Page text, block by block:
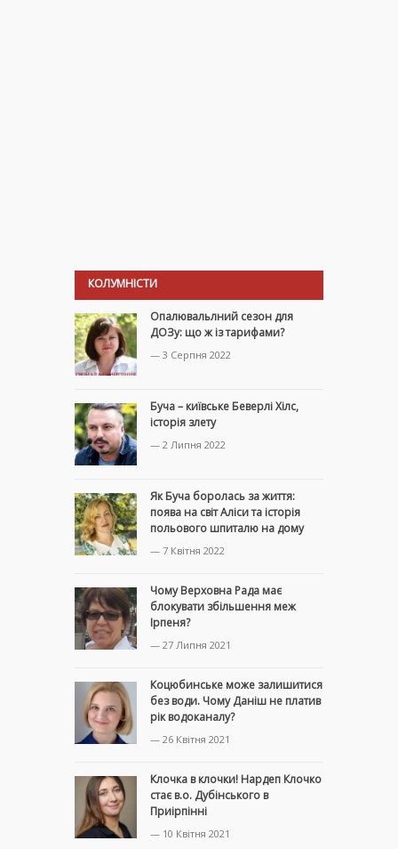
КОЛУМНІСТИ
Опалювальлний сезон для
ДОЗу: що ж із тарифами?
— 3 Серпня 2022
Буча – київське Беверлі Хілс,
історія злету
— 2 Липня 2022
Як Буча боролась за життя:
поява на світ Аліси та історія
польового шпиталю на дому
— 7 Квітня 2022
Чому Верховна Рада має
блокувати збільшення меж
Ірпеня?
— 27 Липня 2021
Коцюбинське може залишитися
без води. Чому Даніш не платив
рік водоканалу?
— 26 Квітня 2021
Клочка в клочки! Нардеп Клочко
стає в.о. Дубінського в
Приірпінні
— 10 Квітня 2021